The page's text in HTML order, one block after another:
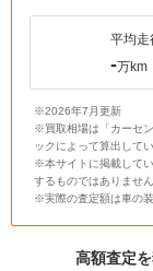
平均走
-万km
※2026年7月更新
※買取相場は「カーセ
ックによって算出してい
※本サイトに掲載して
するものではありません
※実際の査定額は車の
高額査定を